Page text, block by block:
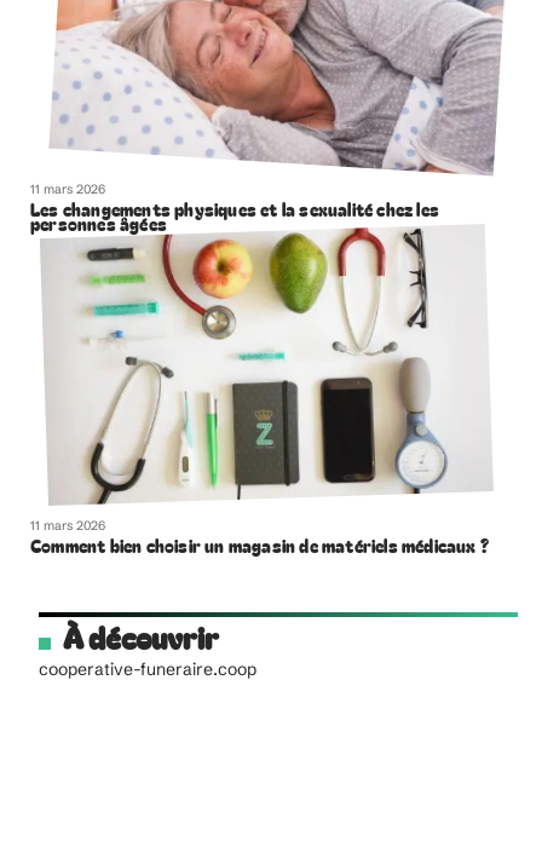
11 mars 2026
Les changements physiques et la sexualité chez les
personnes âgées
11 mars 2026
Comment bien choisir un magasin de matériels médicaux ?
À découvrir
cooperative-funeraire.coop